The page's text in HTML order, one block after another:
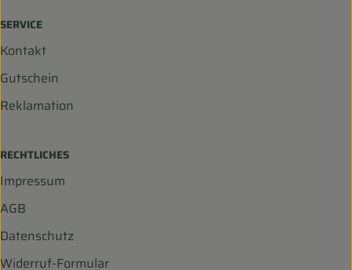
SERVICE
Kontakt
Gutschein
Reklamation
RECHTLICHES
Impressum
AGB
Datenschutz
Widerruf-Formular